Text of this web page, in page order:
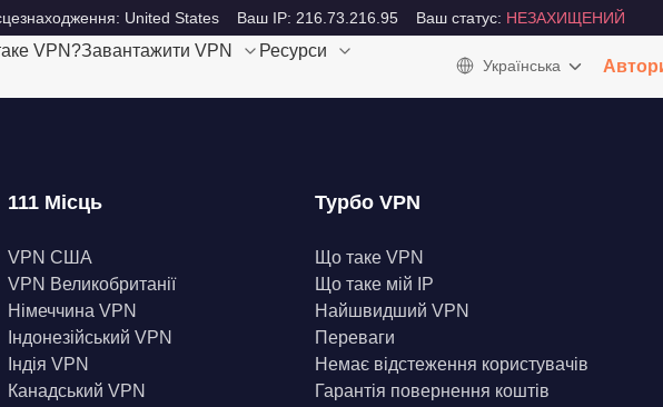
United States Ваш IP: 216.73.216.95 Ваш статус: НЕЗАХИЩЕНИЙ
VPN?Завантажити VPN
Ресурси
Українська
111 Місць
VPN США
VPN Великобританії
Німеччина VPN
Індонезійський VPN
Індія VPN
Канадський VPN
Турбо VPN
Що таке VPN
Що таке мій IP
Найшвидший VPN
Переваги
Немає відстеження користувачів
Гарантія повернення коштів